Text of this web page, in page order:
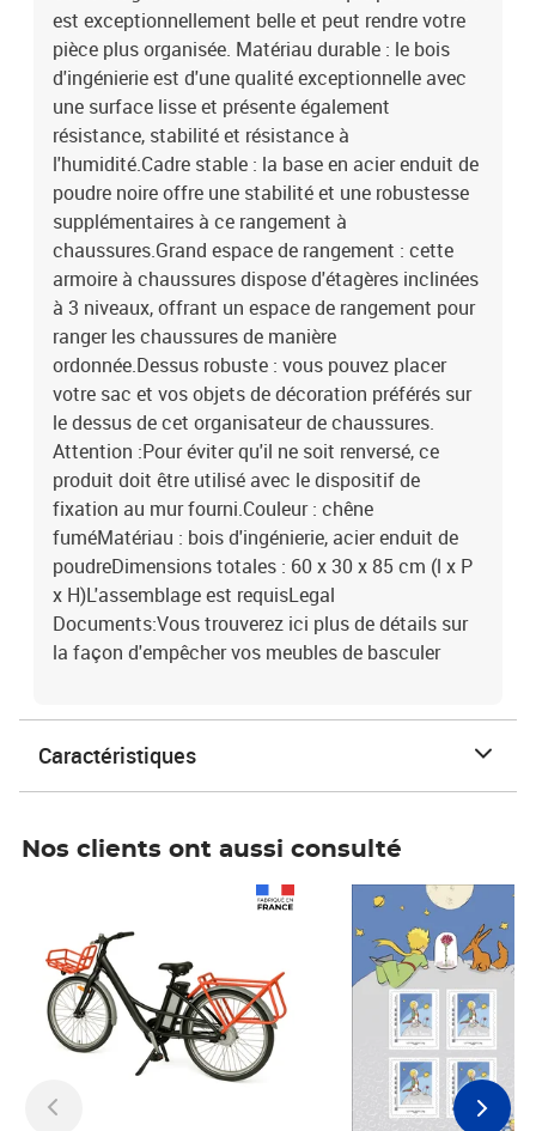
: bois d'ingénierie, acier enduit de poudreDimensions totales : 60 x
30 x 85 cm (l x P x H)L'assemblage est requisLegal
Documents:Vous trouverez ici plus de détails sur la façon
d'empêcher vos meubles de basculer
est exceptionnellement belle et peut rendre votre
pièce plus organisée. Matériau durable : le bois
d'ingénierie est d'une qualité exceptionnelle avec
une surface lisse et présente également
résistance, stabilité et résistance à
l'humidité.Cadre stable : la base en acier enduit de
poudre noire offre une stabilité et une robustesse
supplémentaires à ce rangement à
chaussures.Grand espace de rangement : cette
armoire à chaussures dispose d'étagères inclinées
à 3 niveaux, offrant un espace de rangement pour
ranger les chaussures de manière
ordonnée.Dessus robuste : vous pouvez placer
votre sac et vos objets de décoration préférés sur
le dessus de cet organisateur de chaussures.
Attention :Pour éviter qu'il ne soit renversé, ce
produit doit être utilisé avec le dispositif de
fixation au mur fourni.Couleur : chêne
fuméMatériau : bois d'ingénierie, acier enduit de
poudreDimensions totales : 60 x 30 x 85 cm (l x P
x H)L'assemblage est requisLegal
Documents:Vous trouverez ici plus de détails sur
la façon d'empêcher vos meubles de basculer
Caractéristiques
Nos clients ont aussi consulté
Prix 7,50€